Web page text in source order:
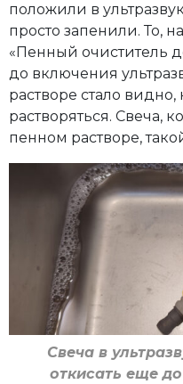
положили в
просто запенили. То,
«Пенный очиститель
до включения
растворе стало
растворяться. Свеча,
пенном растворе,
Свеча в
откисать еще